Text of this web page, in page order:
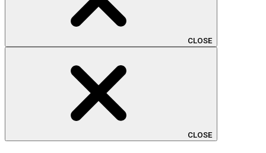
CLOSE
CLOSE